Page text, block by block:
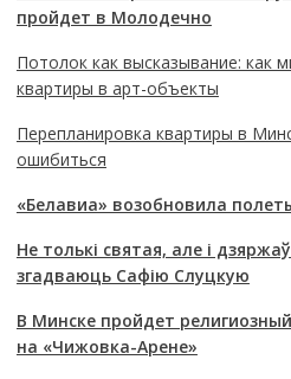
пройдет в Молодечно
Потолок как высказывание: как
квартиры в арт-объекты
Перепланировка квартиры в
ошибиться
«Белавиа» возобновила
Не толькі святая, але і
згадваюць Сафію Слуцкую
В Минске пройдет
на «Чижовка-Арене»